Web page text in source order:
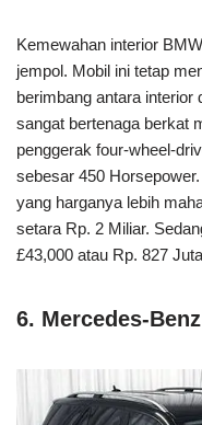
Kemewahan interior
jempol. Mobil ini tetap
berimbang antara
sangat bertenaga berkat
penggerak four-wheel-
sebesar 450
yang harganya lebih
setara Rp. 2 Miliar.
£43,000 atau Rp. 827
6. Mercedes-